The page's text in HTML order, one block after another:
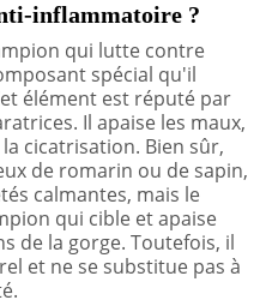
inflammatoire ?
qui lutte contre
spécial qu'il
élément est réputé par
Il apaise les maux,
cicatrisation. Bien sûr,
de romarin ou de sapin,
calmantes, mais le
qui cible et apaise
de la gorge. Toutefois, il
et ne se substitue pas à